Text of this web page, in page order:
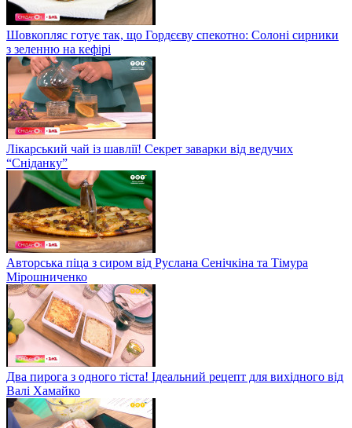
Шовкопляс готує так, що Гордєєву спекотно: Солоні сирники
з зеленню на кефірі
Лікарський чай із шавлії! Секрет заварки від ведучих
“Сніданку”
Авторська піца з сиром від Руслана Сенічкіна та Тімура
Мірошниченко
Два пирога з одного тіста! Ідеальний рецепт для вихідного від
Валі Хамайко